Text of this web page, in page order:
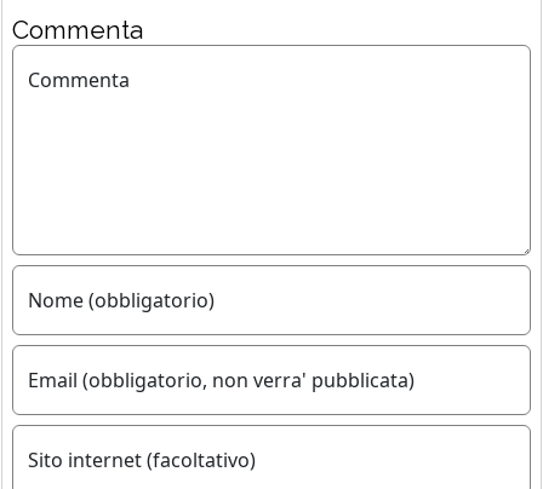
Commenta
Commenta
Nome (obbligatorio)
Email (obbligatorio, non verra' pubblicata)
Sito internet (facoltativo)